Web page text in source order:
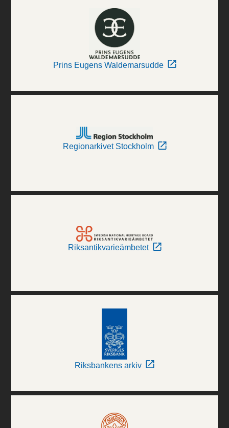
Prins Eugens Waldemarsudde
Regionarkivet Stockholm
Riksantikvarieämbetet
Riksbankens arkiv